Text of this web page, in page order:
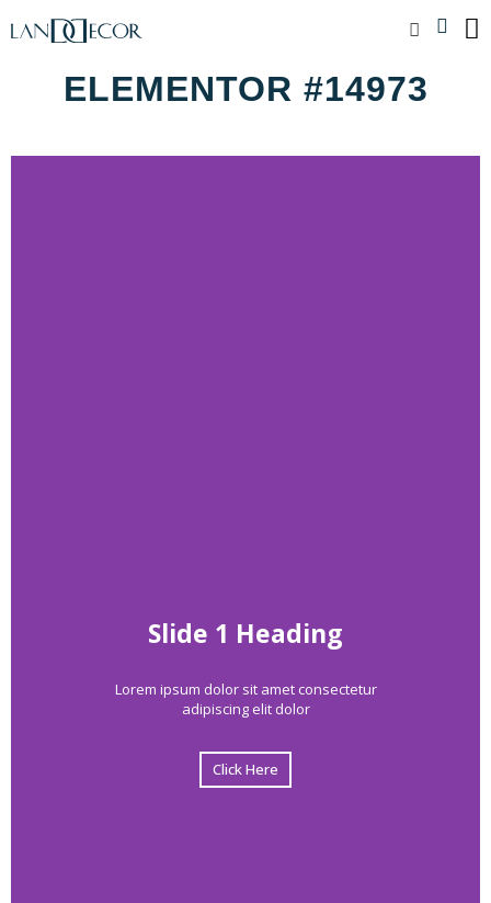
ELEMENTOR #14973
Slide 1 Heading
Lorem ipsum dolor sit amet consectetur
adipiscing elit dolor
Click Here